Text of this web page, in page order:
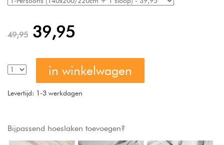
49,95 39,95
in winkelwagen
Levertijd: 1-3 werkdagen
Bijpassend hoeslaken toevoegen?